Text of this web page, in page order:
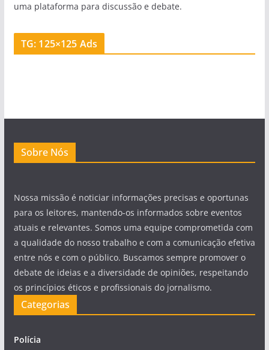
uma plataforma para discussão e debate.
TG: 125×125 Ads
Sobre Nós
Nossa missão é noticiar informações precisas e oportunas
para os leitores, mantendo-os informados sobre eventos
atuais e relevantes. Somos uma equipe comprometida com
a qualidade do nosso trabalho e com a comunicação efetiva
entre nós e com o público. Buscamos sempre promover o
debate de ideias e a diversidade de opiniões, respeitando
os princípios éticos e profissionais do jornalismo.
Categorias
Polícia